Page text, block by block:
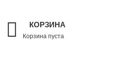
КОРЗИНА
Корзина пуста